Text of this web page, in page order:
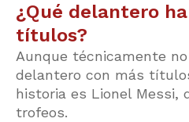
¿Qué delantero
títulos?
Aunque técnicamente no
delantero con más
historia es Lionel Messi,
trofeos.